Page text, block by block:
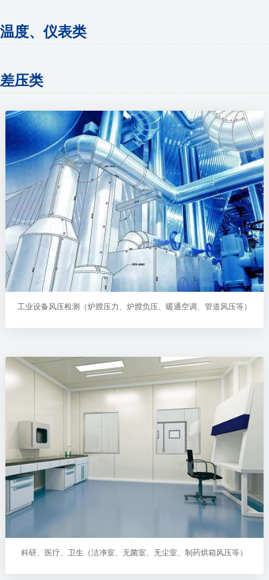
温度、仪表类
差压类
工业设备风压检测（炉膛压力、炉膛负压、暖通空调、管道风压等）
科研、医疗、卫生（洁净室、无菌室、无尘室、制药烘箱风压等）